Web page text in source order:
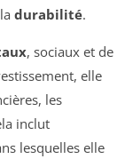
durabilité.
, sociaux et de
elle
les
inclut
lesquelles elle